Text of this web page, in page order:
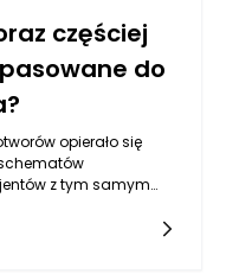
częściej
do
opierało się
z tym samym
się zupełnie inaczej,